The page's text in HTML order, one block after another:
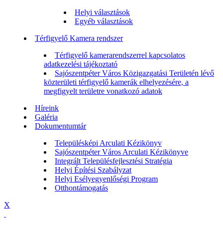
Helyi választások
Egyéb választások
Térfigyelő Kamera rendszer
Térfigyelő kamerarendszerrel kapcsolatos
adatkezelési tájékoztató
Sajószentpéter Város Közigazgatási Területén lévő
közterületi térfigyelő kamerák elhelyezésére, a
megfigyelt területre vonatkozó adatok
Híreink
Galéria
Dokumentumtár
Településképi Arculati Kézikönyv
Sajószentpéter Város Arculati Kézikönyve
Integrált Településfejlesztési Stratégia
Helyi Építési Szabályzat
Helyi Esélyegyenlőségi Program
Otthontámogatás
X